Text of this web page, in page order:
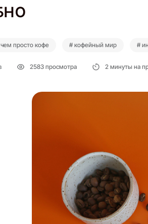
просто кофе # кофейный мир #
2583 просмотра 2 минуты на